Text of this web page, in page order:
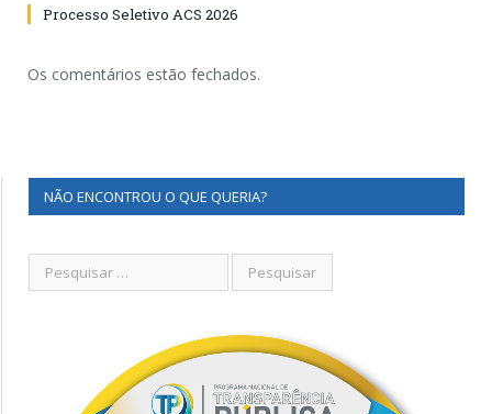
Processo Seletivo ACS 2026
Os comentários estão fechados.
NÃO ENCONTROU O QUE QUERIA?